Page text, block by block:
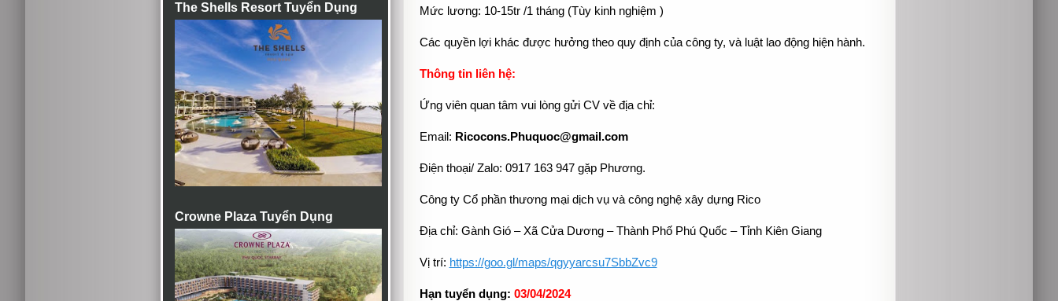
The Shells Resort Tuyển Dụng
Crowne Plaza Tuyển Dụng
Mức lương: 10-15tr /1 tháng (Tùy kinh nghiệm )
Các quyền lợi khác được hưởng theo quy định của công ty, và luật lao động hiện hành.
Thông tin liên hệ:
Ứng viên quan tâm vui lòng gửi CV về địa chỉ:
Email: Ricocons.Phuquoc@gmail.com
Điện thoại/ Zalo: 0917 163 947 gặp Phương.
Công ty Cổ phần thương mại dịch vụ và công nghệ xây dựng Rico
Địa chỉ: Gành Gió – Xã Cửa Dương – Thành Phố Phú Quốc – Tỉnh Kiên Giang
Vị trí: https://goo.gl/maps/qgyyarcsu7SbbZvc9
Hạn tuyển dụng: 03/04/2024